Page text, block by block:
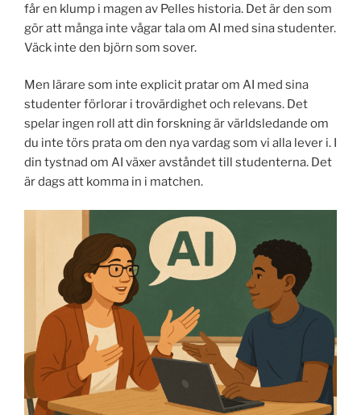
får en klump i magen av Pelles historia. Det är den som
gör att många inte vågar tala om AI med sina studenter.
Väck inte den björn som sover.
Men lärare som inte explicit pratar om AI med sina
studenter förlorar i trovärdighet och relevans. Det
spelar ingen roll att din forskning är världsledande om
du inte törs prata om den nya vardag som vi alla lever i. I
din tystnad om AI växer avståndet till studenterna. Det
är dags att komma in i matchen.